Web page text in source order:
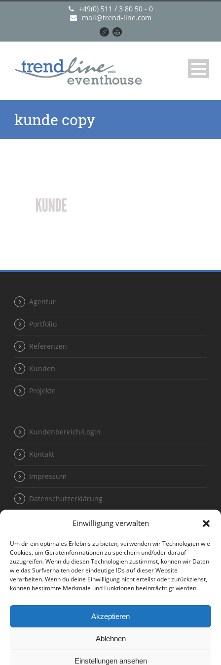
Einwilligung verwalten
Um dir ein optimales Erlebnis zu bieten, verwenden wir Technologien wie
Cookies, um Geräteinformationen zu speichern und/oder darauf
zuzugreifen. Wenn du diesen Technologien zustimmst, können wir Daten
wie das Surfverhalten oder eindeutige IDs auf dieser Website
verarbeiten. Wenn du deine Einwilligung nicht erteilst oder zurückziehst,
können bestimmte Merkmale und Funktionen beeinträchtigt werden.
Akzeptieren
Ablehnen
Einstellungen ansehen
+49(0) 511 / 3 80 50 - 0
mail@trend-line.com
kunde copy
Agentur
Portfolio
Referenzen
Kunden
Projekte
Kundenbereich/Login
Kontakt
Impressum
Datenschutzerklärung
KONTAKTIEREN SIE UNS
trend line eventhouse GmbH
30853 Hannover-Langenhagen
Tel. +49(0) 511 / 3 80 50 - 0
Fax.+49(0) 511 / 3 80 50 - 10